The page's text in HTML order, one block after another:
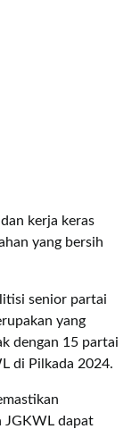
kerja keras
yang bersih
senior partai
yang
dengan 15 partai
di Pilkada 2024.
JGKWL dapat